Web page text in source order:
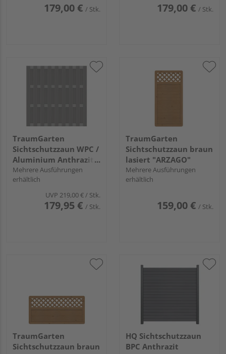
179,00 € / Stk. 179,00 € / Stk.
TraumGarten
Sichtschutzzaun WPC /
Aluminium Anthrazit
"JUMBO WPC"
Mehrere Ausführungen
erhältlich
UVP 219,00 €/ Stk.
179,95 € / Stk.
TraumGarten
Sichtschutzzaun braun
lasiert "ARZAGO"
Mehrere Ausführungen
erhältlich
159,00 € / Stk.
TraumGarten
Sichtschutzzaun braun
HQ Sichtschutzzaun
BPC Anthrazit